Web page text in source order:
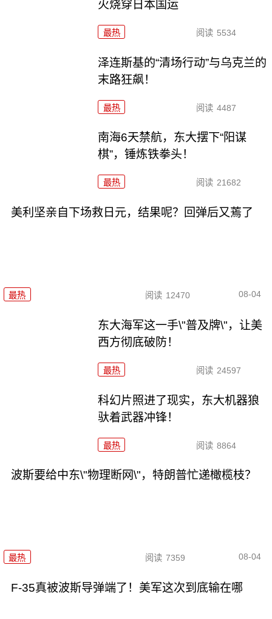
火烧穿日本国运
最热 阅读 5534
泽连斯基的“清场行动”与乌克兰的
末路狂飙！
最热 阅读 4487
南海6天禁航，东大摆下“阳谋
棋”，锤炼铁拳头！
最热 阅读 21682
美利坚亲自下场救日元，结果呢？回弹后又蔫了
最热 阅读 12470 08-04
东大海军这一手\"普及牌\"，让美
西方彻底破防！
最热 阅读 24597
科幻片照进了现实，东大机器狼
驮着武器冲锋！
最热 阅读 8864
波斯要给中东\"物理断网\"，特朗普忙递橄榄枝？
最热 阅读 7359 08-04
F-35真被波斯导弹端了！美军这次到底输在哪